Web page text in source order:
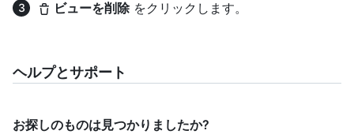
ビューを削除をクリックします。
ヘルプとサポート
お探しのものは見つかりましたか?